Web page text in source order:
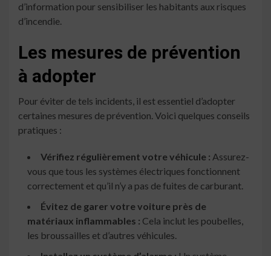
d’information pour sensibiliser les habitants aux risques
d’incendie.
Les mesures de prévention
à adopter
Pour éviter de tels incidents, il est essentiel d’adopter
certaines mesures de prévention. Voici quelques conseils
pratiques :
Vérifiez régulièrement votre véhicule : Assurez-
vous que tous les systèmes électriques fonctionnent
correctement et qu’il n’y a pas de fuites de carburant.
Évitez de garer votre voiture près de
matériaux inflammables : Cela inclut les poubelles,
les broussailles et d’autres véhicules.